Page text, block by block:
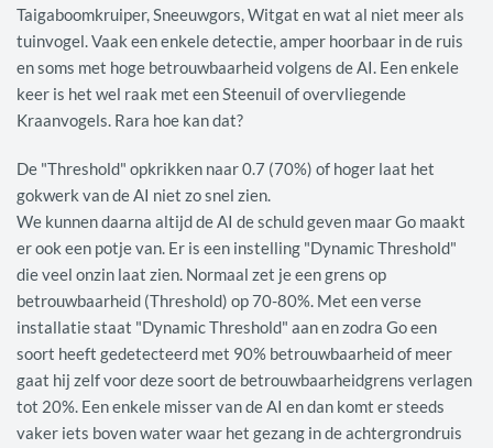
Taigaboomkruiper, Sneeuwgors, Witgat en wat al niet meer als
tuinvogel. Vaak een enkele detectie, amper hoorbaar in de ruis
en soms met hoge betrouwbaarheid volgens de AI. Een enkele
keer is het wel raak met een Steenuil of overvliegende
Kraanvogels. Rara hoe kan dat?
De "Threshold" opkrikken naar 0.7 (70%) of hoger laat het
gokwerk van de AI niet zo snel zien.
We kunnen daarna altijd de AI de schuld geven maar Go maakt
er ook een potje van. Er is een instelling "Dynamic Threshold"
die veel onzin laat zien. Normaal zet je een grens op
betrouwbaarheid (Threshold) op 70-80%. Met een verse
installatie staat "Dynamic Threshold" aan en zodra Go een
soort heeft gedetecteerd met 90% betrouwbaarheid of meer
gaat hij zelf voor deze soort de betrouwbaarheidgrens verlagen
tot 20%. Een enkele misser van de AI en dan komt er steeds
vaker iets boven water waar het gezang in de achtergrondruis